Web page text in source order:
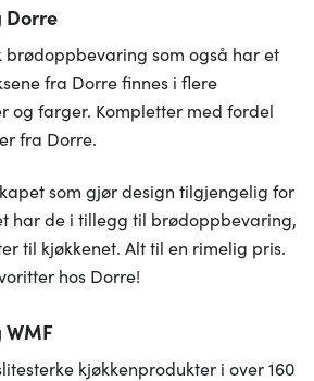
Dorre
som også har et
fra Dorre finnes i flere
og farger. Kompletter med fordel
fra Dorre.
som gjør design tilgjengelig for
har de i tillegg til brødoppbevaring,
til kjøkkenet. Alt til en rimelig pris.
hos Dorre!
kjøkkenprodukter i over 160